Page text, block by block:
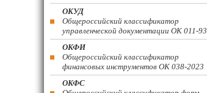
ОКУД
Общероссийский классификатор
управленческой документации ОК 011-93
ОКФИ
Общероссийский классификатор
финансовых инструментов OK 038-2023
ОКФС